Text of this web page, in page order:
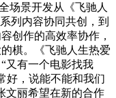
场景开发从《飞驰人
列内容协同共创，到
创作的高效率协作，
棋。《飞驰人生热爱
又有一个电影找我
好，说能不能和我们
文丽希望在新的合作